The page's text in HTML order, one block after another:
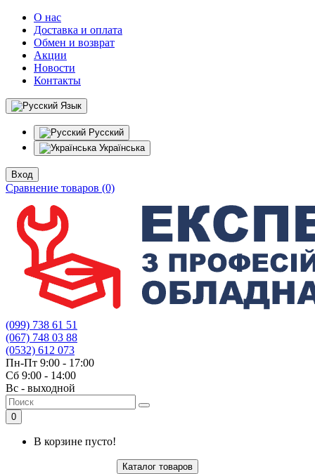
О нас
Доставка и оплата
Обмен и возврат
Акции
Новости
Контакты
Язык
Русский
Українська
Вход
Сравнение товаров (0)
(099) 738 61 51
(067) 748 03 88
(0532) 612 073
Пн-Пт 9:00 - 17:00
Сб 9:00 - 14:00
Вс - выходной
0
В корзине пусто!
Каталог товаров